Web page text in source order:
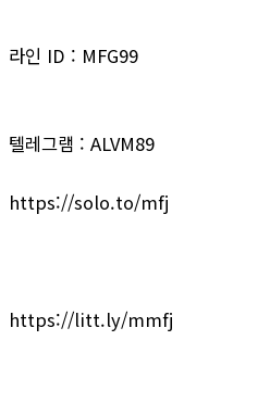
라인 ID : MFG99
텔레그램 : ALVM89
https://solo.to/mfj
https://litt.ly/mmfj